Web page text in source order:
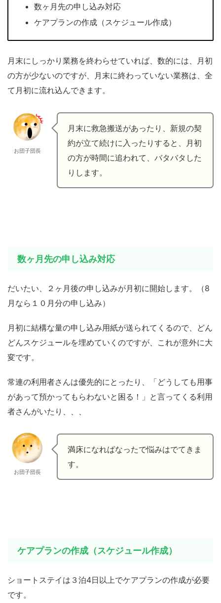
数ヶ月先の申し込み対応
ケアプランの作成（スケジュール作成）
月末にしっかり業務を終わらせていれば、数的には、月初
の方が少ないのですが、月末に終わっていない業務は、全
て月初に流れ込んできます。
お団子団長
月末に救急搬送があったり、新規の契
約が立て続けに入ったりすると、月初
の方が時間に追われて、バタバタした
りします。
数ヶ月先の申し込み対応
だいたい、２ヶ月後の申し込みが月初に開始します。（8
月なら１０月分の申し込み）
月初に結構な量の申し込み用紙が送られてくるので、どん
どんスケジュールを埋めていくのですが、これが意外に大
変です。
常連の利用者さんは優先的にとったり、「どうしても用事
があって預かってもらわないと困る！」と言ってくる利用
者さんがいたり、、、
お団子団長
満床になればなったで悩みはでてきま
す。
ケアプランの作成（スケジュール作成）
ショートステイは３泊4日以上でケアプランの作成が必要
です。